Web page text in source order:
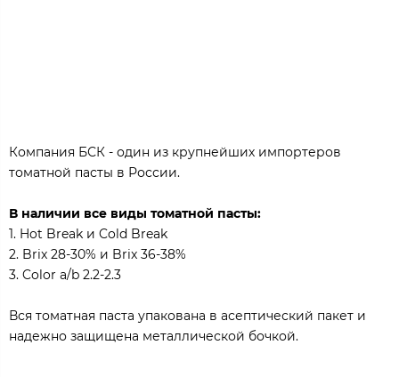
Компания БСК - один из крупнейших импортеров
томатной пасты в России.
В наличии все виды томатной пасты:
1. Hot Break и Cold Break
2. Brix 28-30% и Brix 36-38%
3. Color a/b 2.2-2.3
Вся томатная паста упакована в асептический пакет и
надежно защищена металлической бочкой.